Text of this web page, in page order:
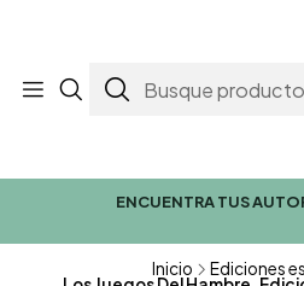
ENCUENTRA TUS
Inicio Ediciones